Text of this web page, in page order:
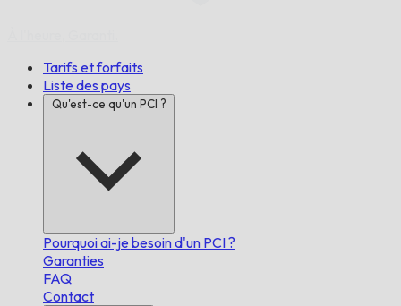
Tarifs et forfaits
Liste des pays
Qu'est-ce qu'un PCI ?
Pourquoi ai-je besoin d'un PCI ?
Garanties
FAQ
Contact